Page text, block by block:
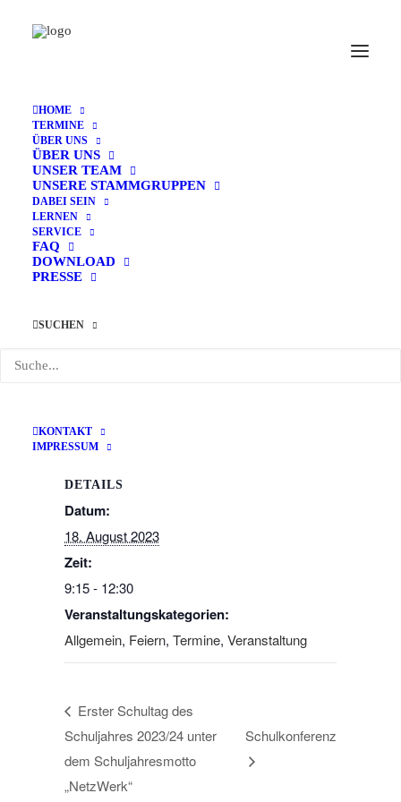
HOME
TERMINE
ÜBER UNS
ÜBER UNS
UNSER TEAM
UNSERE STAMMGRUPPEN
DABEI SEIN
LERNEN
SERVICE
FAQ
DOWNLOAD
PRESSE
SUCHEN
KONTAKT
IMPRESSUM
Diese Veranstaltung hat bereits stattgefunden.
Schuleinführung
Schulanfänger*innen
SJ 2023/24
DETAILS
Datum:
18. August 2023
Zeit:
9:15 - 12:30
Veranstaltungskategorien:
Allgemein, Feiern, Termine, Veranstaltung
Erster Schultag des
Schuljahres 2023/24 unter
dem Schuljahresmotto
„NetzWerk“
Schulkonferenz